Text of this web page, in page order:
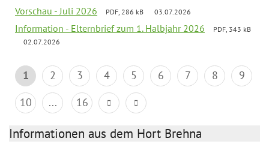
Vorschau - Juli 2026 PDF, 286 kB 03.07.2026
Information - Elternbrief zum 1. Halbjahr 2026
PDF, 343 kB
02.07.2026
1 2 3 4 5 6 7 8
9
10
... 16
Informationen aus dem Hort Brehna